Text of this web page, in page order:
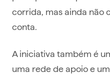
corrida, mas ainda não
conta.
A iniciativa também é
uma rede de apoio e